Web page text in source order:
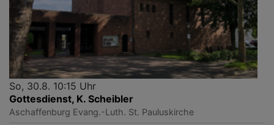
So, 30.8. 10:15 Uhr
Gottesdienst, K. Scheibler
Aschaffenburg Evang.-Luth. St. Pauluskirche